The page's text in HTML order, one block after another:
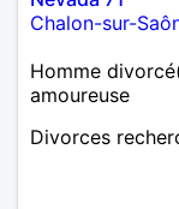
Chalon-sur-
Homme
amoureuse
Divorces